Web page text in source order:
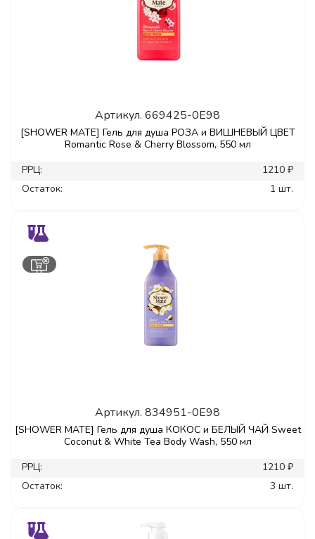
Артикул. 669425-0E98
[SHOWER MATE] Гель для душа РОЗА и ВИШНЕВЫЙ ЦВЕТ
Romantic Rose & Cherry Blossom, 550 мл
РРЦ:
1210 ₽
Остаток:
1 шт.
Артикул. 834951-0E98
[SHOWER MATE] Гель для душа КОКОС и БЕЛЫЙ ЧАЙ Sweet
Coconut & White Tea Body Wash, 550 мл
РРЦ:
1210 ₽
Остаток:
3 шт.